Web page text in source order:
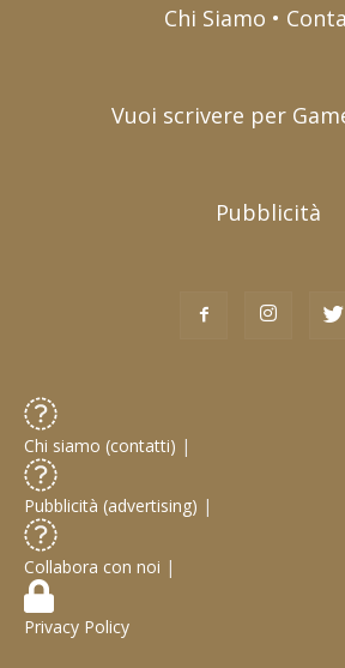
Chi Siamo •
Vuoi scrivere per
Pubblicità
Chi siamo (contatti) |
Pubblicità (advertising) |
Collabora con noi |
Privacy Policy